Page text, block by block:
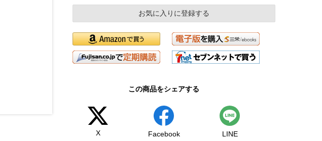
お気に入りに登録する
この商品をシェアする
X Facebook LINE